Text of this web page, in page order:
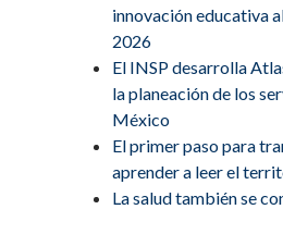
innovación educativa
2026
El INSP desarrolla
la planeación de los
México
El primer paso para
aprender a leer el
La salud también se